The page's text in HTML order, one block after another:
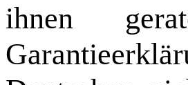
ihnen